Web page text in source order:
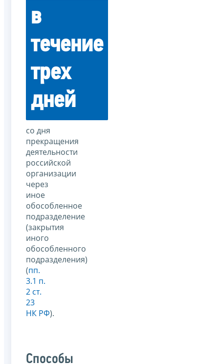
в
течение
трех
дней
со дня
прекращения
деятельности
российской
организации
через
иное
обособленное
подразделение
(закрытия
иного
обособленного
подразделения)
(пп.
3.1 п.
2 ст.
23
НК РФ).
Способы